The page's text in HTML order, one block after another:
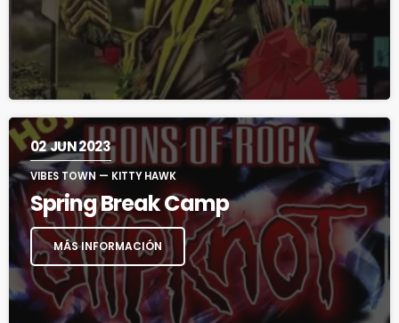
02JUN 2023
VIBES TOWN — KITTY HAWK
Spring Break Camp
MÁS INFORMACIÓN